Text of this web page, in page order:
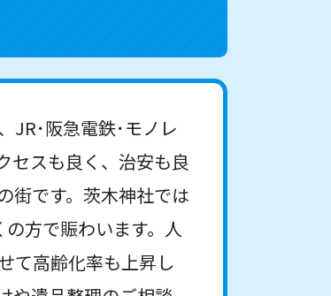
JR･阪急電鉄･モノレ
セスも良く、治安も良
街です。茨木神社では
方で賑わいます。人
て高齢化率も上昇し